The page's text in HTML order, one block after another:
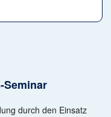
Seminar
durch den Einsatz